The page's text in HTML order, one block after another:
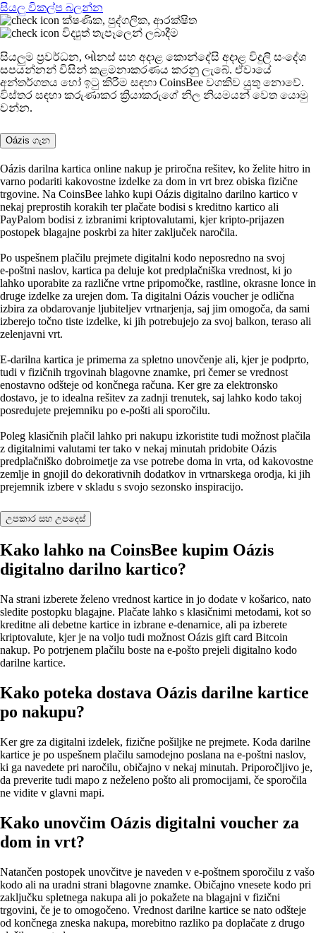
සියලු විකල්ප බලන්න
ක්ෂණික, පුද්ගලික, ආරක්ෂිත
විද්‍යුත් තැපෑලෙන් ලබාදීම
සියලුම ප්‍රවර්ධන, બોනස් සහ අදාළ කොන්දේසි අදාළ විදුලි සංදේශ
සපයන්නන් විසින් කළමනාකරණය කරනු ලැබේ. ඒවායේ
අන්තර්ගතය හෝ ඉටු කිරීම සඳහා CoinsBee වගකිව යුතු නොවේ.
විස්තර සඳහා කරුණාකර ක්‍රියාකරුගේ නිල නියමයන් වෙත යොමු
වන්න.
Oázis ගැන
Oázis darilna kartica online nakup je priročna rešitev, ko želite hitro in
varno podariti kakovostne izdelke za dom in vrt brez obiska fizične
trgovine. Na CoinsBee lahko kupi Oázis digitalno darilno kartico v
nekaj preprostih korakih ter plačate bodisi s kreditno kartico ali
PayPalom bodisi z izbranimi kriptovalutami, kjer kripto-prijazen
postopek blagajne poskrbi za hiter zaključek naročila.
Po uspešnem plačilu prejmete digitalni kodo neposredno na svoj
e‑poštni naslov, kartica pa deluje kot predplačniška vrednost, ki jo
lahko uporabite za različne vrtne pripomočke, rastline, okrasne lonce in
druge izdelke za urejen dom. Ta digitalni Oázis voucher je odlična
izbira za obdarovanje ljubiteljev vrtnarjenja, saj jim omogoča, da sami
izberejo točno tiste izdelke, ki jih potrebujejo za svoj balkon, teraso ali
zelenjavni vrt.
E‑darilna kartica je primerna za spletno unovčenje ali, kjer je podprto,
tudi v fizičnih trgovinah blagovne znamke, pri čemer se vrednost
enostavno odšteje od končnega računa. Ker gre za elektronsko
dostavo, je to idealna rešitev za zadnji trenutek, saj lahko kodo takoj
posredujete prejemniku po e‑pošti ali sporočilu.
Poleg klasičnih plačil lahko pri nakupu izkoristite tudi možnost plačila
z digitalnimi valutami ter tako v nekaj minutah pridobite Oázis
predplačniško dobroimetje za vse potrebe doma in vrta, od kakovostne
zemlje in gnojil do dekorativnih dodatkov in vrtnarskega orodja, ki jih
prejemnik izbere v skladu s svojo sezonsko inspiracijo.
උපකාර සහ උපදෙස්
Kako lahko na CoinsBee kupim Oázis
digitalno darilno kartico?
Na strani izberete želeno vrednost kartice in jo dodate v košarico, nato
sledite postopku blagajne. Plačate lahko s klasičnimi metodami, kot so
kreditne ali debetne kartice in izbrane e‑denarnice, ali pa izberete
kriptovalute, kjer je na voljo tudi možnost Oázis gift card Bitcoin
nakup. Po potrjenem plačilu boste na e‑pošto prejeli digitalno kodo
darilne kartice.
Kako poteka dostava Oázis darilne kartice
po nakupu?
Ker gre za digitalni izdelek, fizične pošiljke ne prejmete. Koda darilne
kartice je po uspešnem plačilu samodejno poslana na e‑poštni naslov,
ki ga navedete pri naročilu, običajno v nekaj minutah. Priporočljivo je,
da preverite tudi mapo z neželeno pošto ali promocijami, če sporočila
ne vidite v glavni mapi.
Kako unovčim Oázis digitalni voucher za
dom in vrt?
Natančen postopek unovčitve je naveden v e‑poštnem sporočilu z vašo
kodo ali na uradni strani blagovne znamke. Običajno vnesete kodo pri
zaključku spletnega nakupa ali jo pokažete na blagajni v fizični
trgovini, če je to omogočeno. Vrednost darilne kartice se nato odšteje
od končnega zneska nakupa, morebitno razliko pa doplačate z drugo